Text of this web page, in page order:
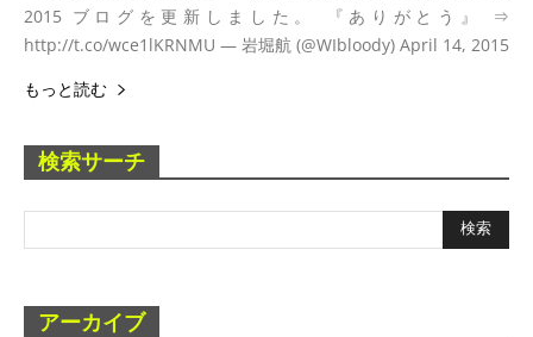
2015 ブログを更新しました。 『ありがとう』 ⇒
http://t.co/wce1lKRNMU — 岩堀航 (@WIbloody) April 14, 2015
もっと読む
検索サーチ
アーカイブ